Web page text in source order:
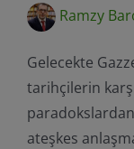
Ramzy
Gelecekte
tarihçilerin
ateşkes